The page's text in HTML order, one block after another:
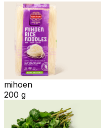
mihoen
200 g